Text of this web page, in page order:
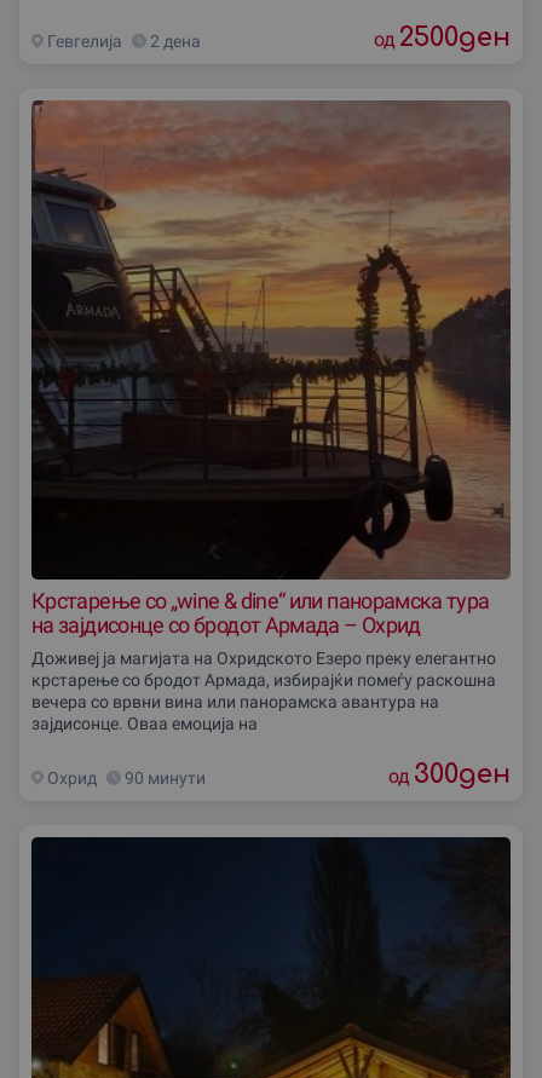
Гевгелиjа 2 дена од 2500ден
Крстарење со „wine & dine“ или панорамска тура
на зајдисонце со бродот Армада – Охрид
Доживеј ја магијата на Охридското Езеро преку елегантно
крстарење со бродот Армада, избирајќи помеѓу раскошна
вечера со врвни вина или панорамска авантура на
зајдисонце. Оваа емоција на
Охрид 90 минути од 300ден